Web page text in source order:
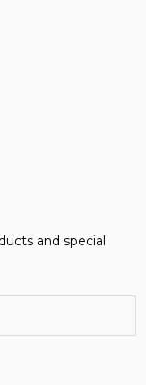
and special